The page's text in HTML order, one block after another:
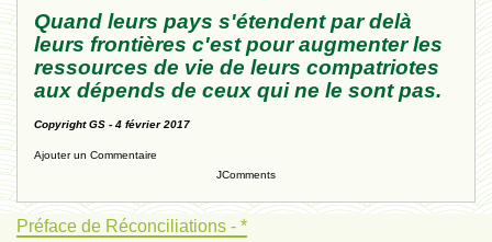
Quand leurs pays s'étendent par delà
leurs frontières c'est pour augmenter les
ressources de vie de leurs compatriotes
aux dépends de ceux qui ne le sont pas.
Copyright GS - 4 février 2017
Ajouter un Commentaire
JComments
Préface de Réconciliations - *